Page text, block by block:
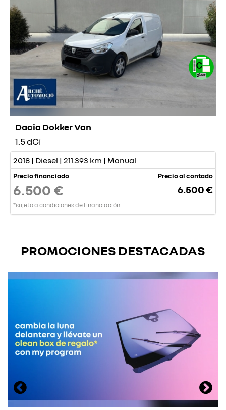
Dacia Dokker Van
1.5 dCi
2018 | Diesel | 211.393 km | Manual
Precio financiado
6.500 €
*sujeto a condiciones de financiación
Precio al contado
6.500 €
PROMOCIONES DESTACADAS